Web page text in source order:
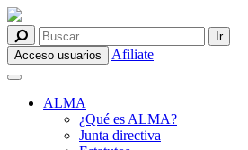
Acceso usuarios Afiliate
ALMA
¿Qué es ALMA?
Junta directiva